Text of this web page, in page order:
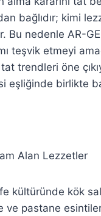
bağlıdır; kimi
Bu nedenle AR-
teşvik etmeyi
trendleri öne
eşliğinde birlikte
Alan Lezzetler
kültüründe kök
ve pastane